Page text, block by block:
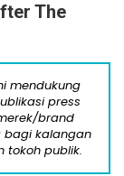
The
mendukung
press
brand
bagi kalangan
tokoh publik.